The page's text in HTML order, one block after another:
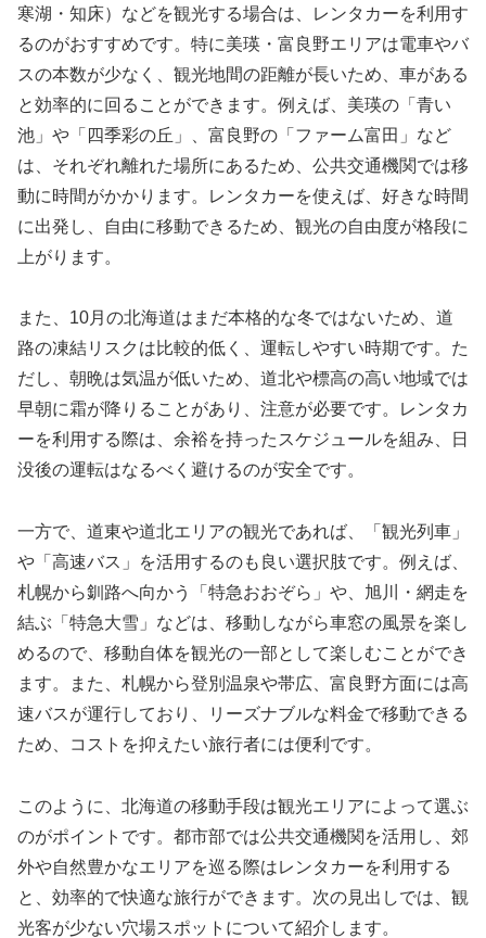
寒湖・知床）などを観光する場合は、レンタカーを利用す
るのがおすすめです。特に美瑛・富良野エリアは電車やバ
スの本数が少なく、観光地間の距離が長いため、車がある
と効率的に回ることができます。例えば、美瑛の「青い
池」や「四季彩の丘」、富良野の「ファーム富田」など
は、それぞれ離れた場所にあるため、公共交通機関では移
動に時間がかかります。レンタカーを使えば、好きな時間
に出発し、自由に移動できるため、観光の自由度が格段に
上がります。
また、10月の北海道はまだ本格的な冬ではないため、道
路の凍結リスクは比較的低く、運転しやすい時期です。た
だし、朝晩は気温が低いため、道北や標高の高い地域では
早朝に霜が降りることがあり、注意が必要です。レンタカ
ーを利用する際は、余裕を持ったスケジュールを組み、日
没後の運転はなるべく避けるのが安全です。
一方で、道東や道北エリアの観光であれば、「観光列車」
や「高速バス」を活用するのも良い選択肢です。例えば、
札幌から釧路へ向かう「特急おおぞら」や、旭川・網走を
結ぶ「特急大雪」などは、移動しながら車窓の風景を楽し
めるので、移動自体を観光の一部として楽しむことができ
ます。また、札幌から登別温泉や帯広、富良野方面には高
速バスが運行しており、リーズナブルな料金で移動できる
ため、コストを抑えたい旅行者には便利です。
このように、北海道の移動手段は観光エリアによって選ぶ
のがポイントです。都市部では公共交通機関を活用し、郊
外や自然豊かなエリアを巡る際はレンタカーを利用する
と、効率的で快適な旅行ができます。次の見出しでは、観
光客が少ない穴場スポットについて紹介します。